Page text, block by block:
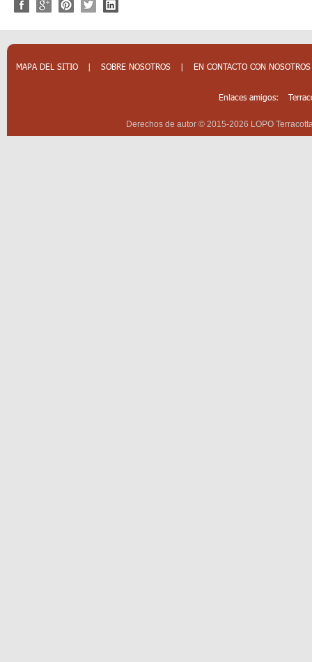
MAPA DEL SITIO | SOBRE NOSOTROS | EN CONTACTO CON NOSOTROS
Enlaces amigos:
Derechos de autor © 2015-2026 LOPO